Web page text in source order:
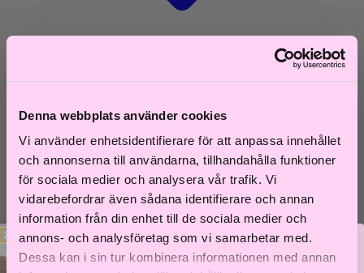
Denna webbplats använder cookies
Vi använder enhetsidentifierare för att anpassa innehållet
och annonserna till användarna, tillhandahålla funktioner
för sociala medier och analysera vår trafik. Vi
vidarebefordrar även sådana identifierare och annan
information från din enhet till de sociala medier och
annons- och analysföretag som vi samarbetar med.
Dessa kan i sin tur kombinera informationen med annan
Shoppa efter hårtyp
Fint hår
Tjockt hår
Lockigt hår
Texturerat hår
Åldrande hår
Shoppa efter behov